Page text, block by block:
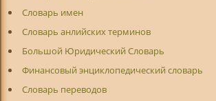
Словарь имен
Словарь анлийских терминов
Большой Юридический Словарь
Финансовый энциклопедический словарь
Словарь переводов